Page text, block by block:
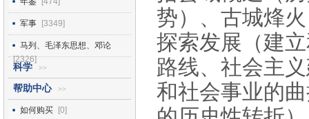
军事 [3349]
马列、毛泽东思想、邓论
[2326]
科学 >>
帮助中心 >>
如何购买 [0]
势）、古城烽
探索发展（建
路线、社会主
和社会事业的